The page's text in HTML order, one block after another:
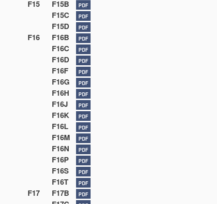
F15 F15B PDF
F15C PDF
F15D PDF
F16 F16B PDF
F16C PDF
F16D PDF
F16F PDF
F16G PDF
F16H PDF
F16J PDF
F16K PDF
F16L PDF
F16M PDF
F16N PDF
F16P PDF
F16S PDF
F16T PDF
F17 F17B PDF